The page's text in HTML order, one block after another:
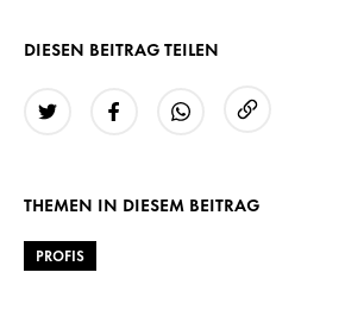
DIESEN BEITRAG TEILEN
THEMEN IN DIESEM BEITRAG
PROFIS